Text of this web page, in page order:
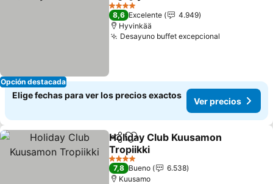
Opción destacada
4 Estrellas
8,6 Excelente
4.949
Hyvinkää
Desayuno buffet excepcional
Elige fechas para ver los precios exactos
Ver precios
CompartirAgregar a favoritos
Holiday Club Kuusamon
Tropiikki
4 Estrellas
7,8 Bueno
6.538
Kuusamo